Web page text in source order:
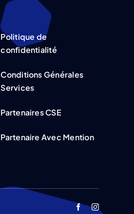
Politique de
confidentialité
Conditions Générales
Services
Partenaires CSE
Partenaire Avec Mention